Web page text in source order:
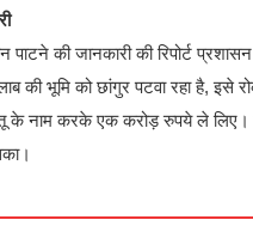
पाटने की जानकारी की रिपोर्ट
की भूमि को छांगुर पटवा रहा है, इसे
के नाम करके एक करोड़ रुपये ले लिए।